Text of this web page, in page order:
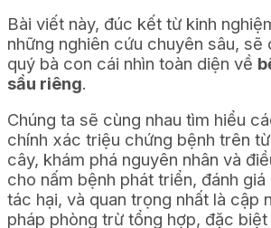
Bài viết này, đúc kết từ kinh
những nghiên cứu chuyên sâu, sẽ
quý bà con cái nhìn toàn diện về
sầu riêng.
Chúng ta sẽ cùng nhau tìm hiểu
chính xác triệu chứng bệnh trên
cây, khám phá nguyên nhân và
cho nấm bệnh phát triển, đánh
tác hại, và quan trọng nhất là cập
pháp phòng trừ tổng hợp, đặc